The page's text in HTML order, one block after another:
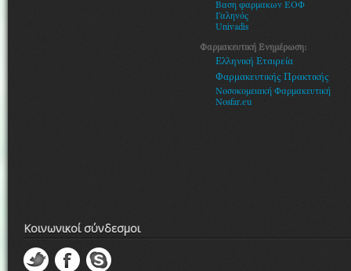
Βαση φαρμακων ΕΟΦ
Γαληνός
Univadis
Φαρμακευτική Ενημέρωση:
Ελληνική Εταιρεία
Φαρμακευτικής Πρακτικής
Νοσοκομειακή Φαρμακευτική
Nosfar.eu
Κοινωνικοί σύνδεσμοι